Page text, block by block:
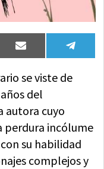
Compartir
en
Email
en
se viste de
del
autora cuyo
perdura incólume
su habilidad
complejos y